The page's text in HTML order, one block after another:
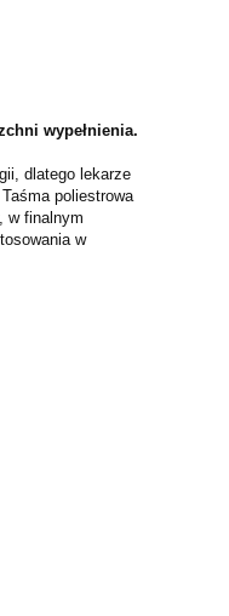
wypełnienia.
dlatego lekarze
Taśma poliestrowa
w finalnym
w